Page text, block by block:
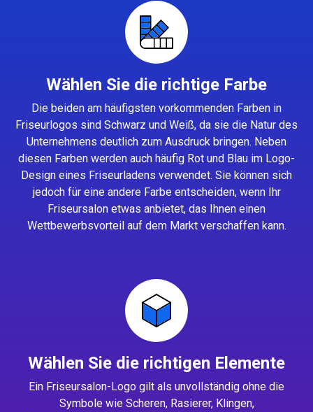
Wählen Sie die richtige Farbe
Die beiden am häufigsten vorkommenden Farben in
Friseurlogos sind Schwarz und Weiß, da sie die Natur des
Unternehmens deutlich zum Ausdruck bringen. Neben
diesen Farben werden auch häufig Rot und Blau im Logo-
Design eines Friseurladens verwendet. Sie können sich
jedoch für eine andere Farbe entscheiden, wenn Ihr
Friseursalon etwas anbietet, das Ihnen einen
Wettbewerbsvorteil auf dem Markt verschaffen kann.
Wählen Sie die richtigen Elemente
Ein Friseursalon-Logo gilt als unvollständig ohne die
Symbole wie Scheren, Rasierer, Klingen,